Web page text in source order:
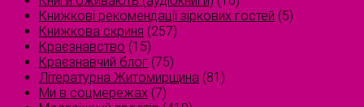
Книжкові рекомендації зіркових гостей (5)
Книжкова скриня (257)
Краєзнавство (15)
Краєзнавчий блог (75)
Літературна Житомирщина (81)
Ми в соцмережах (7)